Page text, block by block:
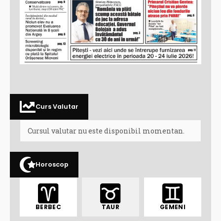
Curs Valutar
Cursul valutar nu este disponibil momentan.
Horoscop
BERBEC TAUR GEMENI